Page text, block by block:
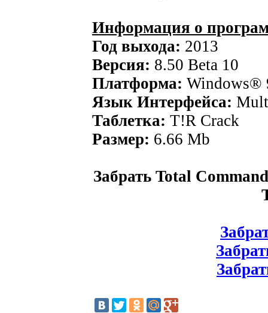
Информация о
Год выхода: 2013
Версия: 8.50 Beta 10
Платформа: Windows®
Язык Интерфейса:
Таблетка: T!R Crack
Размер: 6.66 Mb
Забрать Total